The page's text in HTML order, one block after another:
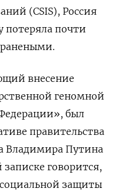
(CSIS), Россия
потеряла почти
внесение
геномной
был
правительства
Владимира Путина
говорится,
защиты